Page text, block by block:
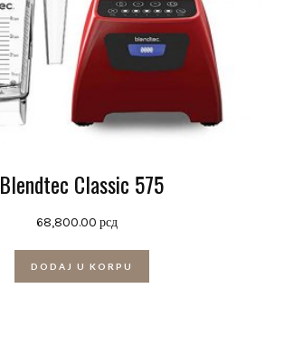
Blendtec Classic 575
68,800.00 рсд
DODAJ U KORPU